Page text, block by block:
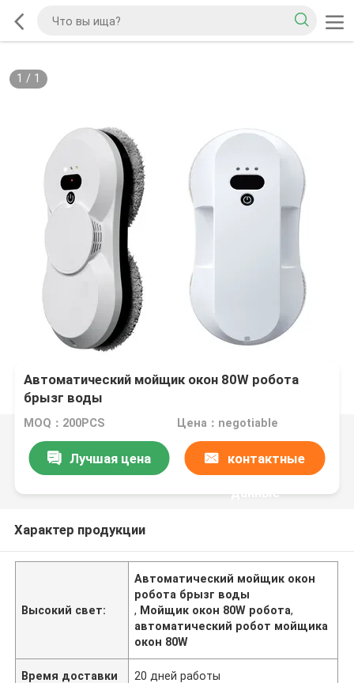
1 / 1
Автоматический мойщик окон 80W робота
брызг воды
MOQ：200PCS Цена：negotiable
Лучшая цена контактные
данные
Характер продукции
Высокий свет:
Автоматический мойщик окон
робота брызг воды
, Мойщик окон 80W робота,
автоматический робот мойщика
окон 80W
Время доставки 20 дней работы